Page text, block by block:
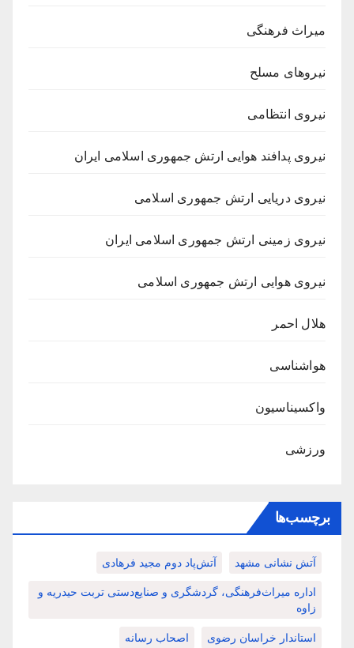
میراث فرهنگی
نیروهای مسلح
نیروی انتظامی
نیروی پدافند هوایی ارتش جمهوری اسلامی ایران
نیروی دریایی ارتش جمهوری اسلامی
نیروی زمینی ارتش جمهوری اسلامی ایران
نیروی هوایی ارتش جمهوری اسلامی
هلال احمر
هواشناسی
واکسیناسیون
ورزشی
برچسب‌ها
آتش نشانی مشهد آتش‌پاد دوم مجید فرهادی
اداره میراث‌فرهنگی، گردشگری و صنایع‌دستی تربت حیدریه و
زاوه
استاندار خراسان رضوی اصحاب رسانه